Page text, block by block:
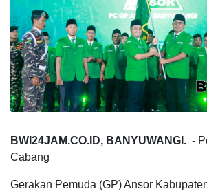
BWI24JAM.CO.ID, BANYUWANGI. -
Cabang
Gerakan Pemuda (GP) Ansor